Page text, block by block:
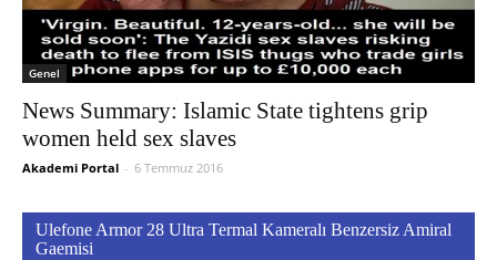
Genel
News Summary: Islamic State tightens grip
women held sex slaves
Akademi Portal - 6 Temmuz 2016
Ulefone Armor 28 Ultra Termal Kameralı Benzersiz Amiral
Gaemisi